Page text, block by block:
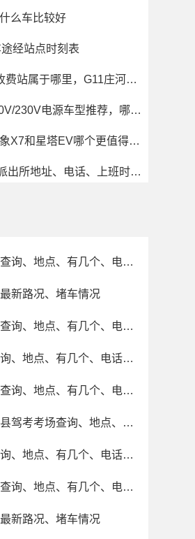
么车比较好
经站点时刻表
G11庄河东收费站属于哪里，G11庄河东收费站入口的详细地址
英国品牌220V/230V电源车型推荐，哪款车好及价格
吉运E6、小象X7和星塔EV哪个更值得买？性价比、配置对比
吉安县永和派出所地址、电话、上班时间、能处理违章吗
盘州市驾考考场查询、地点、有几个、电话、上班时间
新路况、堵车情况
库伦旗驾考考场查询、地点、有几个、电话、上班时间
通辽驾考考场查询、地点、有几个、电话、上班时间
敦化市驾考考场查询、地点、有几个、电话、上班时间
五峰土家族自治县驾考考场查询、地点、有几个、电话、上班时间
漳州驾考考场查询、地点、有几个、电话、上班时间
淮滨县驾考考场查询、地点、有几个、电话、上班时间
新路况、堵车情况